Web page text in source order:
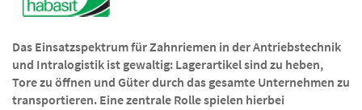
Das Einsatzspektrum für Zahnriemen in der Antriebstechnik
und Intralogistik ist gewaltig: Lagerartikel sind zu heben,
Tore zu öffnen und Güter durch das gesamte Unternehmen zu
transportieren. Eine zentrale Rolle spielen hierbei